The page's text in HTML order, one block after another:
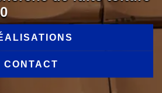
CONTACT